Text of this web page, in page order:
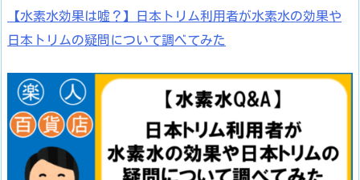
【水素水効果は嘘？】日本トリム利用者が水素水の効果や
日本トリムの疑問について調べてみた